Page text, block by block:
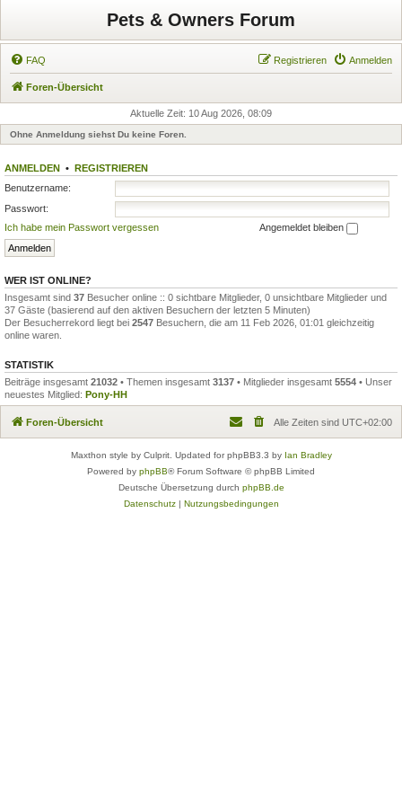
Pets & Owners Forum
FAQ Anmelden
Registrieren
Foren-Übersicht
Aktuelle Zeit: 10 Aug 2026, 08:09
Ohne Anmeldung siehst Du keine Foren.
ANMELDEN • REGISTRIEREN
Benutzername:
Passwort:
Ich habe mein Passwort vergessen
Angemeldet bleiben
WER IST ONLINE?
Insgesamt sind 37 Besucher online :: 0 sichtbare Mitglieder, 0 unsichtbare Mitglieder und
37 Gäste (basierend auf den aktiven Besuchern der letzten 5 Minuten)
Der Besucherrekord liegt bei 2547 Besuchern, die am 11 Feb 2026, 01:01 gleichzeitig
online waren.
STATISTIK
Beiträge insgesamt 21032 • Themen insgesamt 3137 • Mitglieder insgesamt 5554 • Unser
neuestes Mitglied: Pony-HH
Foren-Übersicht Alle Zeiten sind UTC+02:00
Maxthon style by Culprit. Updated for phpBB3.3 by Ian Bradley
Powered by phpBB® Forum Software © phpBB Limited
Deutsche Übersetzung durch phpBB.de
Datenschutz| Nutzungsbedingungen